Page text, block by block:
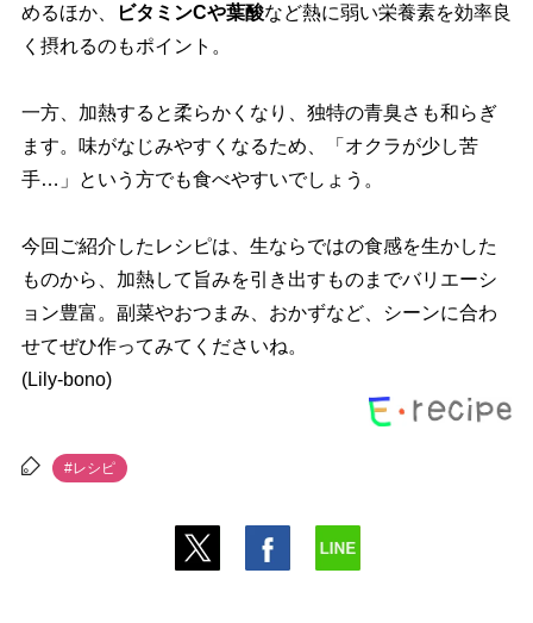
めるほか、
ビタミンCや葉酸など熱に弱い栄養素を効率良
く摂れるのもポイント。
一方、加熱すると柔らかくなり、独特の青臭さも和らぎ
ます。味がなじみやすくなるため、「オクラが少し苦
手…」という方でも食べやすいでしょう。
今回ご紹介したレシピは、生ならではの食感を生かした
ものから、加熱して旨みを引き出すものまでバリエーシ
ョン豊富。副菜やおつまみ、おかずなど、シーンに合わ
せてぜひ作ってみてくださいね。
(Lily-bono)
#レシピ